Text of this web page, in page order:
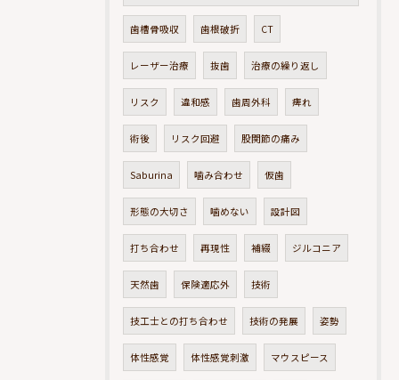
歯槽骨吸収 歯根破折 CT
レーザー治療 抜歯 治療の繰り返し
リスク 違和感 歯周外科 痺れ
術後 リスク回避 股関節の痛み
Saburina 噛み合わせ 仮歯
形態の大切さ 噛めない 設計図
打ち合わせ 再現性 補綴 ジルコニア
天然歯 保険適応外 技術
技工士との打ち合わせ 技術の発展 姿勢
体性感覚 体性感覚刺激 マウスピース